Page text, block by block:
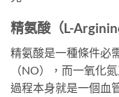
精氨酸（L-
精氨酸是一種條件必
（NO），而一氧化
過程本身就是一個血